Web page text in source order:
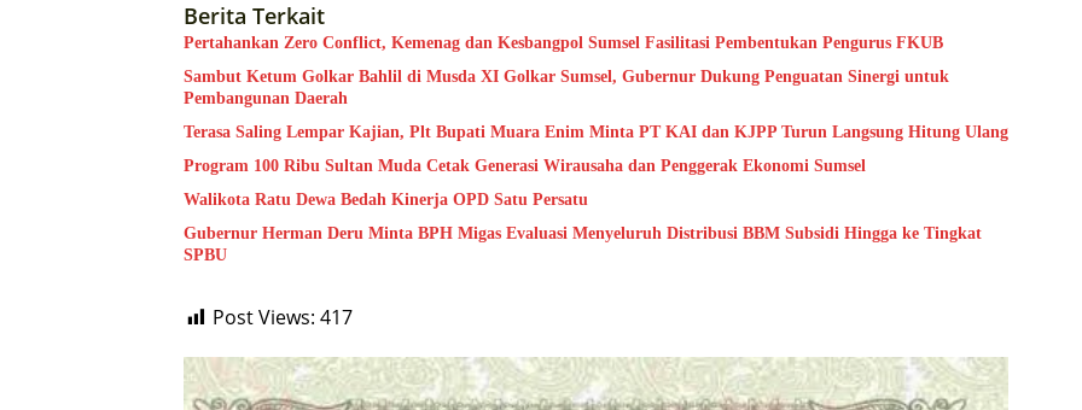
Berita Terkait
Pertahankan Zero Conflict, Kemenag dan Kesbangpol Sumsel Fasilitasi Pembentukan Pengurus FKUB
Sambut Ketum Golkar Bahlil di Musda XI Golkar Sumsel, Gubernur Dukung Penguatan Sinergi untuk
Pembangunan Daerah
Terasa Saling Lempar Kajian, Plt Bupati Muara Enim Minta PT KAI dan KJPP Turun Langsung Hitung Ulang
Program 100 Ribu Sultan Muda Cetak Generasi Wirausaha dan Penggerak Ekonomi Sumsel
Walikota Ratu Dewa Bedah Kinerja OPD Satu Persatu
Gubernur Herman Deru Minta BPH Migas Evaluasi Menyeluruh Distribusi BBM Subsidi Hingga ke Tingkat
SPBU
Post Views: 417